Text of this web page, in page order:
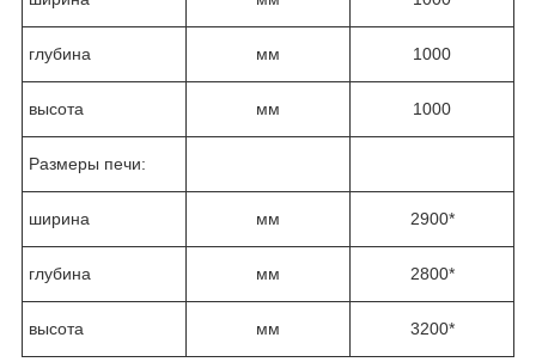
глубина мм 1000
высота мм 1000
Размеры печи:
ширина мм 2900*
глубина мм 2800*
высота мм 3200*